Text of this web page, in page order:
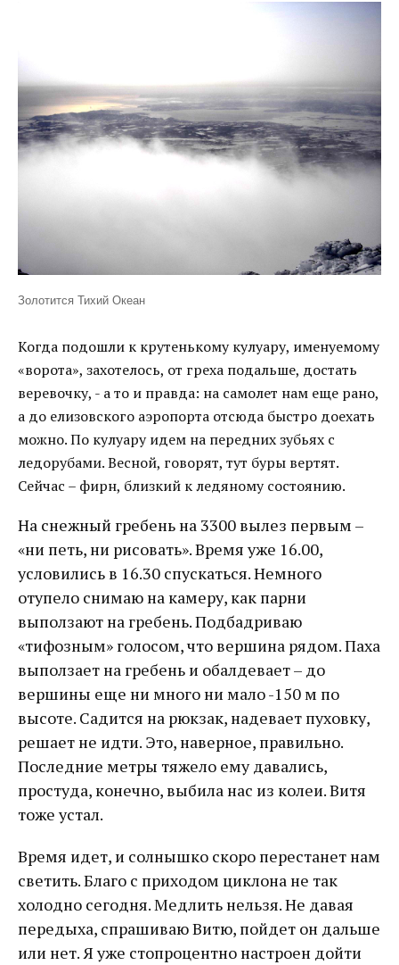
Золотится Тихий Океан
Когда подошли к крутенькому кулуару, именуемому
«ворота», захотелось, от греха подальше, достать
веревочку, - а то и правда: на самолет нам еще рано,
а до елизовского аэропорта отсюда быстро доехать
можно. По кулуару идем на передних зубьях с
ледорубами. Весной, говорят, тут буры вертят.
Сейчас – фирн, близкий к ледяному состоянию.
На снежный гребень на 3300 вылез первым –
«ни петь, ни рисовать». Время уже 16.00,
условились в 16.30 спускаться. Немного
отупело снимаю на камеру, как парни
выползают на гребень. Подбадриваю
«тифозным» голосом, что вершина рядом. Паха
выползает на гребень и обалдевает – до
вершины еще ни много ни мало -150 м по
высоте. Садится на рюкзак, надевает пуховку,
решает не идти. Это, наверное, правильно.
Последние метры тяжело ему давались,
простуда, конечно, выбила нас из колеи. Витя
тоже устал.
Время идет, и солнышко скоро перестанет нам
светить. Благо с приходом циклона не так
холодно сегодня. Медлить нельзя. Не давая
передыха, спрашиваю Витю, пойдет он дальше
или нет. Я уже стопроцентно настроен дойти